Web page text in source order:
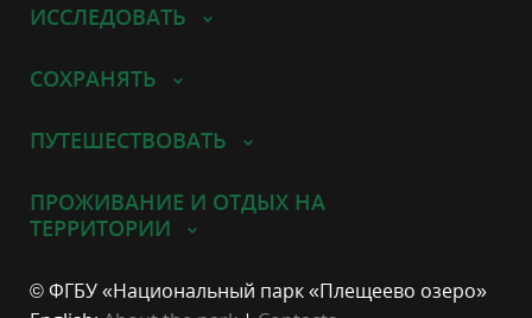
ИССЛЕДОВАТЬ
СОХРАНЯТЬ
ПУТЕШЕСТВОВАТЬ
ПРОЖИВАНИЕ И ОТДЫХ НА
ТЕРРИТОРИИ
© ФГБУ «Национальный парк «Плещеево озеро»